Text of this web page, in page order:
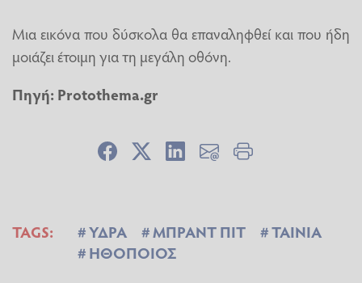
Μια εικόνα που δύσκολα θα επαναληφθεί και που ήδη
μοιάζει έτοιμη για τη μεγάλη οθόνη.
Πηγή: Protothema.gr
TAGS: ΥΔΡΑ ΜΠΡΑΝΤ ΠΙΤ
ΤΑΙΝΙΑ
ΗΘΟΠΟΙΟΣ